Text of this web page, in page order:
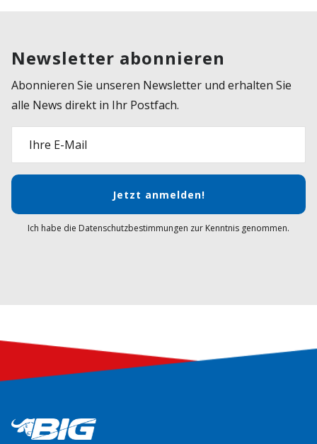
Newsletter abonnieren
Abonnieren Sie unseren Newsletter und erhalten Sie
alle News direkt in Ihr Postfach.
Ihre E-Mail
Jetzt anmelden!
Ich habe die Datenschutzbestimmungen zur Kenntnis genommen.